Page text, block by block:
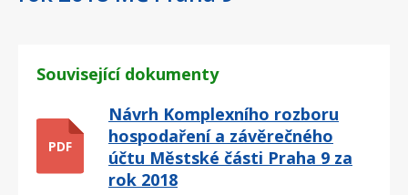
Související dokumenty
PDF
Návrh Komplexního rozboru
hospodaření a závěrečného
účtu Městské části Praha 9 za
rok 2018